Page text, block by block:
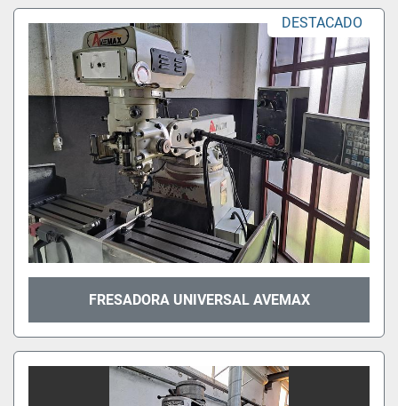
Todas as Categorias
Organizar por
DESTACADO
FRESADORA UNIVERSAL AVEMAX